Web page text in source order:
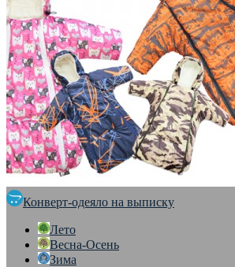
Конверт-одеяло на выписку
Лето
Весна-Осень
Зима